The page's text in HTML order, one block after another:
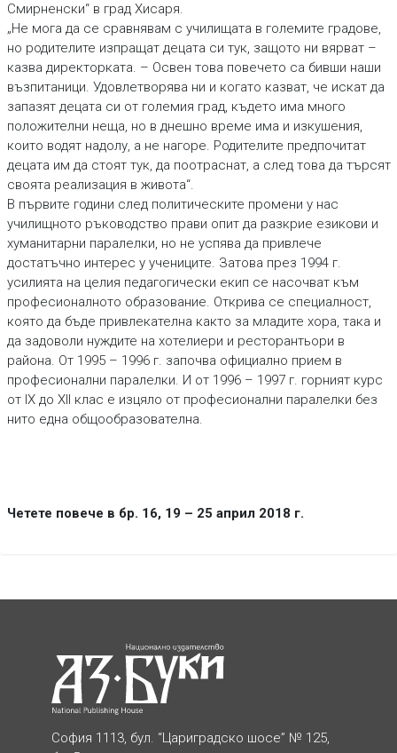
Смирненски“ в град Хисаря.
„Не мога да се сравнявам с училищата в големите градове,
но родителите изпращат децата си тук, защото ни вярват –
казва директорката. – Освен това повечето са бивши наши
възпитаници. Удовлетворява ни и когато казват, че искат да
запазят децата си от големия град, където има много
положителни неща, но в днешно време има и изкушения,
които водят надолу, а не нагоре. Родителите предпочитат
децата им да стоят тук, да поотраснат, а след това да търсят
своята реализация в живота“.
В първите години след политическите промени у нас
училищното ръководство прави опит да разкрие езикови и
хуманитарни паралелки, но не успява да привлече
достатъчно интерес у учениците. Затова през 1994 г.
усилията на целия педагогически екип се насочват към
професионалното образование. Открива се специалност,
която да бъде привлекателна както за младите хора, така и
да задоволи нуждите на хотелиери и ресторантьори в
района. От 1995 – 1996 г. започва официално прием в
професионални паралелки. И от 1996 – 1997 г. горният курс
от IX до XII клас е изцяло от професионални паралелки без
нито една общообразователна.
Четете повече в бр. 16, 19 – 25 април 2018 г.
София 1113, бул. “Цариградско шосе” № 125,